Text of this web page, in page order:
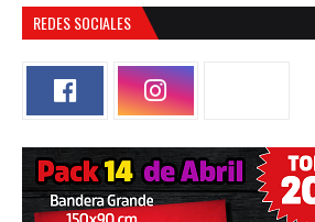
REDES SOCIALES